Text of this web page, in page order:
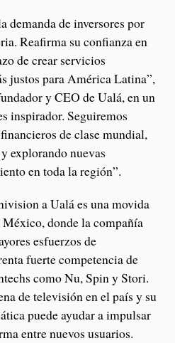
demanda de inversores por
Reafirma su confianza en
de crear servicios
justos para América Latina”,
y CEO de Ualá, en un
inspirador. Seguiremos
de clase mundial,
explorando nuevas
en toda la región”.
a Ualá es una movida
donde la compañía
esfuerzos de
fuerte competencia de
como Nu, Spin y Stori.
de televisión en el país y su
puede ayudar a impulsar
entre nuevos usuarios.